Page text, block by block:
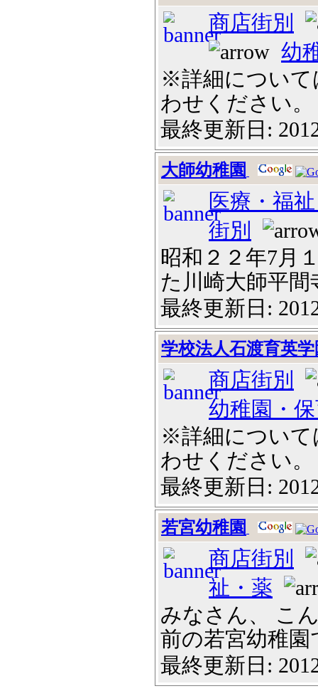
商店街別
幼
※詳細について
わせください。
最終更新日:
大師幼稚園
医療・福
街別
昭和２２年7月
た川崎大師平間
最終更新日:
学校法人石渡育英
商店街別
幼稚園・
※詳細について
わせください。
最終更新日:
若宮幼稚園
商店街別
祉・薬
みなさん、 こ
前の若宮幼稚園
最終更新日: